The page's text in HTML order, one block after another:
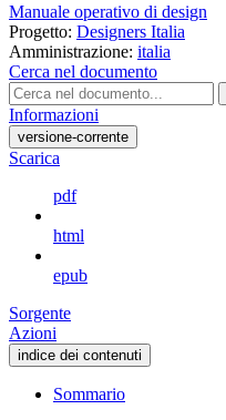
Manuale operativo di design
Progetto: Designers Italia
Amministrazione: italia
Cerca nel documento
Informazioni
versione-corrente
Scarica
pdf
html
epub
Sorgente
Azioni
indice dei contenuti
Sommario